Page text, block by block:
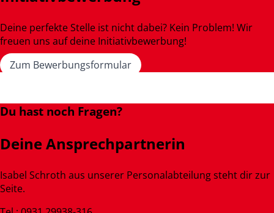
Deine perfekte Stelle ist nicht dabei? Kein Problem! Wir
freuen uns auf deine Initiativbewerbung!
Zum Bewerbungsformular
Du hast noch Fragen?
Deine Ansprechpartnerin
Isabel Schroth aus unserer Personalabteilung steht dir zur
Seite.